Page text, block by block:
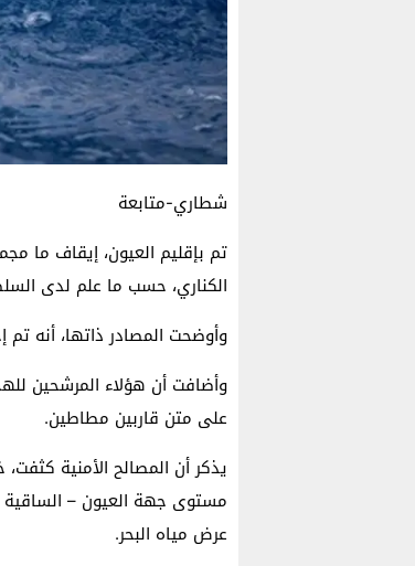
شطاري-متابعة
الكناري، حسب ما علم لدى
وأوضحت المصادر ذاتها، أنه تم إحباط هذه
وأضافت أن هؤلاء المرشحين
على متن قاربين مطاطين.
يذكر أن المصالح الأمنية
مستوى جهة العيون – الساقية
عرض مياه البحر.